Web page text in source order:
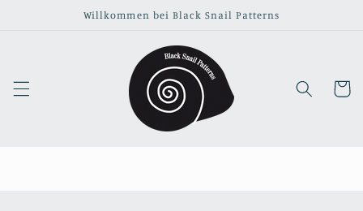
Willkommen bei Black Snail Patterns